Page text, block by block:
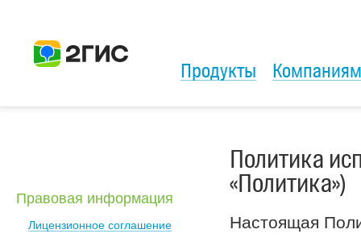
Продукты Компаниям
Правовая информация
Лицензионное соглашение
Политика
«Политика»)
Настоящая